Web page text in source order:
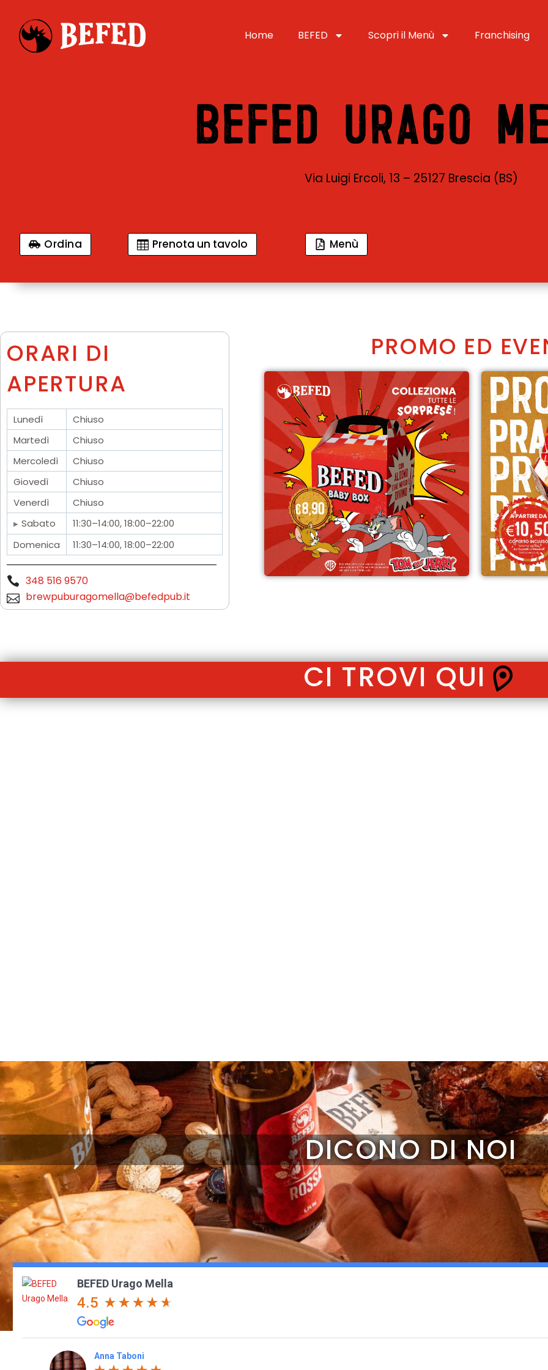
Home BEFED Scopri il Menù Franchising
BEFED URAGO
Via Luigi Ercoli, 13 – 25127 Brescia (BS)
Ordina Prenota un tavolo Menù
ORARI DI
APERTURA
Lunedì
Chiuso
Martedì
Chiuso
Mercoledì
Chiuso
Giovedì
Chiuso
Venerdì
Chiuso
Sabato
11:30–14:00, 18:00–22:00
Domenica
11:30–14:00, 18:00–22:00
348 516 9570
brewpuburagomella@befedpub.it
PROMO ED
CI TROVI QUI
DICONO DI NOI
BEFED Urago Mella
4.5